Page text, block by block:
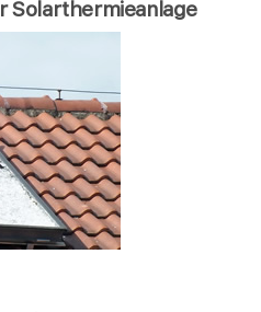
Solarthermieanlage